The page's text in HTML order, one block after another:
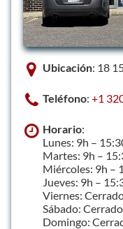
Ubicación: 18
Teléfono: +1
Horario:
Lunes: 9h –
Martes: 9h –
Miércoles: 9h –
Jueves: 9h –
Viernes:
Sábado: Cerrado
Domingo: